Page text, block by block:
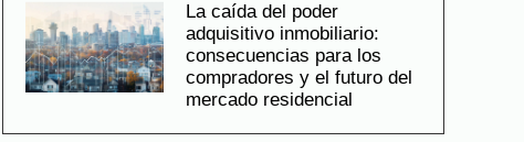
La caída del poder
adquisitivo inmobiliario:
consecuencias para los
compradores y el futuro del
mercado residencial